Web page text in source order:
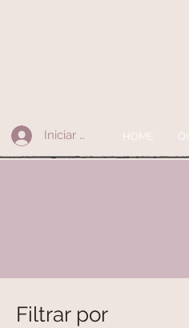
Iniciar sesión HOME
Filtrar por